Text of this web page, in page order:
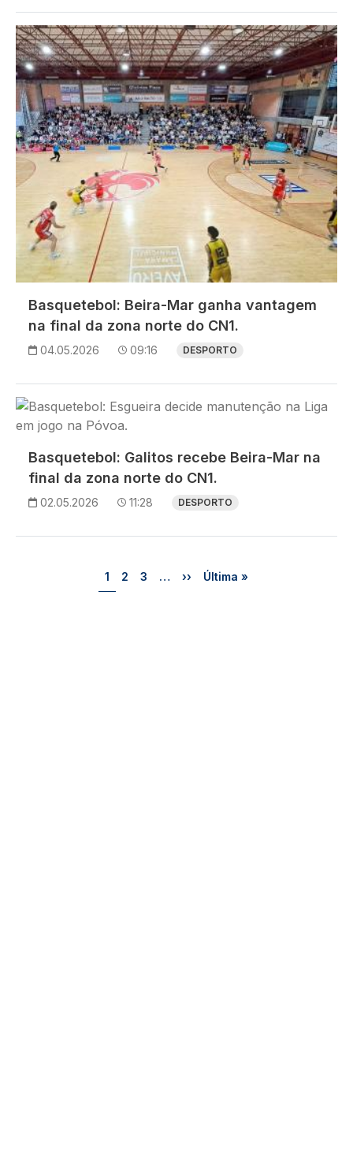
Imagem
Basquetebol: Beira-Mar ganha vantagem
na final da zona norte do CN1.
04.05.2026 09:16 DESPORTO
Imagem
Basquetebol: Galitos recebe Beira-Mar na
final da zona norte do CN1.
02.05.2026 11:28 DESPORTO
Página
1 Página
2 Página
3 … Próxima página
›› Última página
Última »